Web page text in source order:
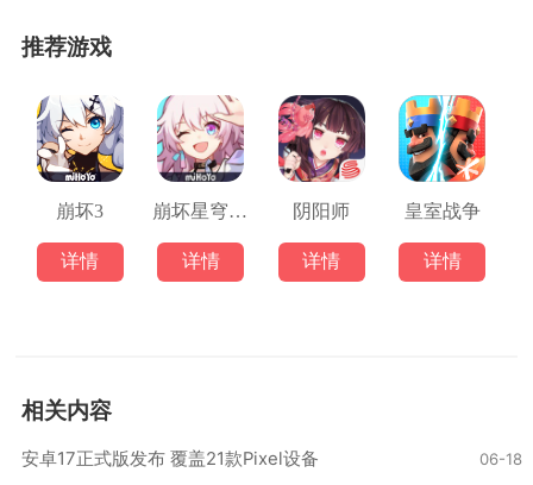
推荐游戏
崩坏3
详情
崩坏星穹铁道
详情
阴阳师
详情
皇室战争
详情
相关内容
安卓17正式版发布 覆盖21款Pixel设备 06-18